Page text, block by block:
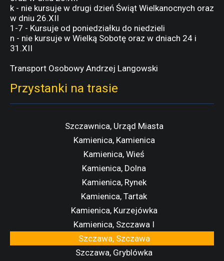
k - nie kursuje w drugi dzień Świąt Wielkanocnych oraz
w dniu 26.XII
1-7 - Kursuje od poniedziałku do niedzieli
n - nie kursuje w Wielką Sobotę oraz w dniach 24 i
31.XII
Transport Osobowy Andrzej Langowski
Przystanki na trasie
Szczawnica, Urząd Miasta
Kamienica, Kamienica
Kamienica, Wieś
Kamienica, Dolna
Kamienica, Rynek
Kamienica, Tartak
Kamienica, Kurzejówka
Kamienica, Szczawa I
Szczawa, Szczawa
Szczawa, Gryblówka